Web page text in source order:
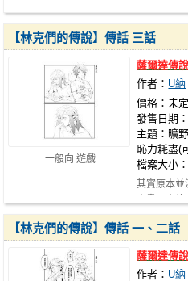
一般向 遊戲
【林克們的傳說】傳話 三話
薩爾達傳說
作者： U納
價格：未定
發售日期
主題：曠
恥力耗盡(
檔案大小
其實原本並
【林克們的傳說】傳話 一、二話
薩爾達傳說
作者： U納